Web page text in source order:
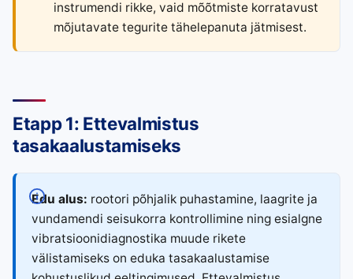
instrumendi rikke, vaid mõõtmiste korratavust
mõjutavate tegurite tähelepanuta jätmisest.
Etapp 1: Ettevalmistus
tasakaalustamiseks
Edu alus: rootori põhjalik puhastamine, laagrite ja
vundamendi seisukorra kontrollimine ning esialgne
vibratsioonidiagnostika muude rikete
välistamiseks on eduka tasakaalustamise